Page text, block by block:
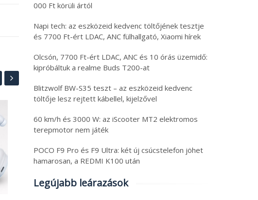
okos kijelző, olcsó
projektor nagy
fényerővel, izmos roller,
Xiaomi hírek
2026. augusztus 7.
7 augusztus 2026 | 0
kipróbált, egyedi
monitor, gyerek
2026. augusztus 7.
000 Ft körüli ártól
Napi tech: az eszközeid kedvenc töltőjének tesztje
és 7700 Ft-ért LDAC, ANC fülhallgató, Xiaomi hírek
Olcsón, 7700 Ft-ért LDAC, ANC és 10 órás üzemidő:
kipróbáltuk a realme Buds T200-at
Blitzwolf BW-S35 teszt – az eszközeid kedvenc
töltője lesz rejtett kábellel, kijelzővel
60 km/h és 3000 W: az iScooter MT2 elektromos
terepmotor nem játék
POCO F9 Pro és F9 Ultra: két új csúcstelefon jöhet
hamarosan, a REDMI K100 után
Legújabb leárazások